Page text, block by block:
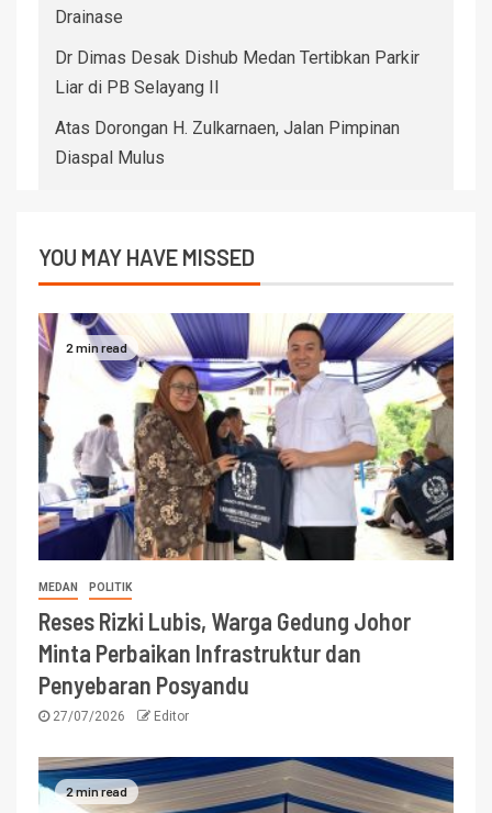
Drainase
Dr Dimas Desak Dishub Medan Tertibkan Parkir
Liar di PB Selayang II
Atas Dorongan H. Zulkarnaen, Jalan Pimpinan
Diaspal Mulus
YOU MAY HAVE MISSED
2 min read
MEDAN POLITIK
Reses Rizki Lubis, Warga Gedung Johor
Minta Perbaikan Infrastruktur dan
Penyebaran Posyandu
27/07/2026 Editor
2 min read